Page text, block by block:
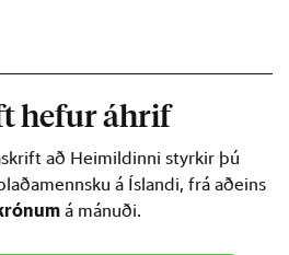
hefur áhrif
að Heimildinni styrkir þú
á Íslandi, frá aðeins
á mánuði.